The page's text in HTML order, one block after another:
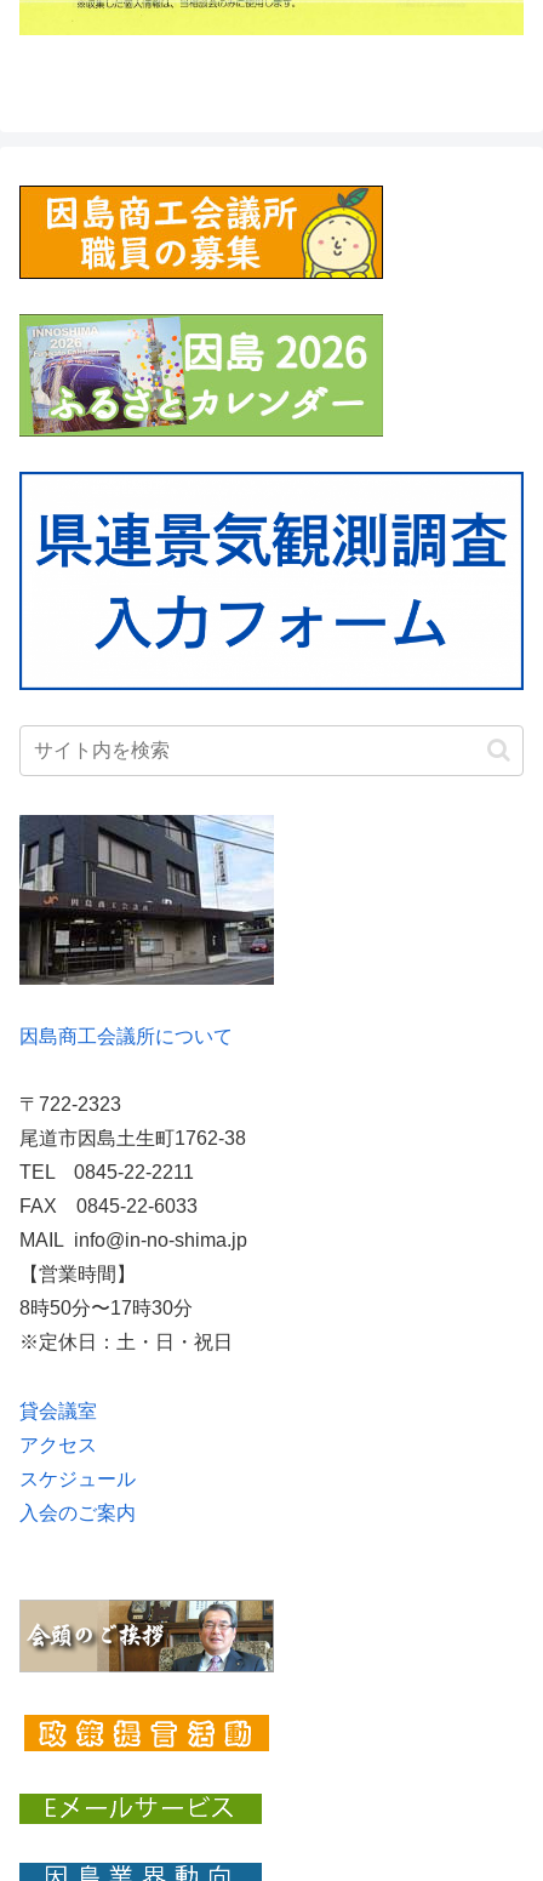
因島商工会議所について
〒722-2323
尾道市因島土生町1762-38
TEL 0845-22-2211
FAX 0845-22-6033
MAIL info@in-no-shima.jp
【営業時間】
8時50分〜17時30分
※定休日：土・日・祝日
貸会議室
アクセス
スケジュール
入会のご案内